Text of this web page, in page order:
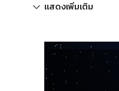
แสดงเพิ่มเติม